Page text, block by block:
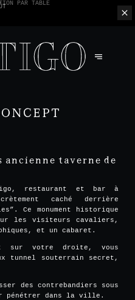
EN ESPÈCE - SEULEMENT PAR
ancienne taverne de
restaurant et bar à
caché derrière
Ce monument historique
les visiteurs cavaliers,
et un cabaret.
sur votre droite, vous
tunnel souterrain secret,
des contrebandiers sous
pénétrer dans la ville.